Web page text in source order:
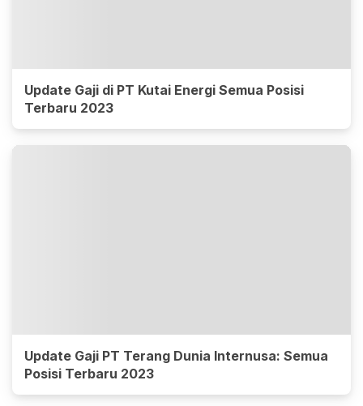
Update Gaji di PT Kutai Energi Semua Posisi
Terbaru 2023
Update Gaji PT Terang Dunia Internusa: Semua
Posisi Terbaru 2023